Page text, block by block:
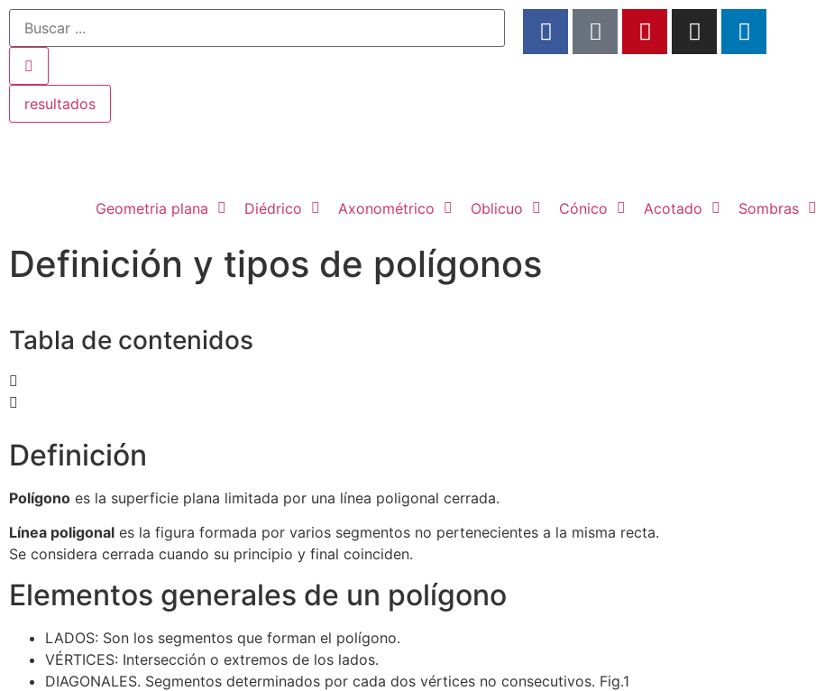
resultados
Geometria plana Diédrico Axonométrico Oblicuo Cónico Acotado Sombras
Definición y tipos de polígonos
Tabla de contenidos
Definición
Polígono es la superficie plana limitada por una línea poligonal cerrada.
Línea poligonal es la figura formada por varios segmentos no pertenecientes a la misma recta.
Se considera cerrada cuando su principio y final coinciden.
Elementos generales de un polígono
LADOS: Son los segmentos que forman el polígono.
VÉRTICES: Intersección o extremos de los lados.
DIAGONALES. Segmentos determinados por cada dos vértices no consecutivos. Fig.1